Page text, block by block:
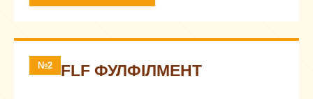
№2 FLF ФУЛФІЛМЕНТ